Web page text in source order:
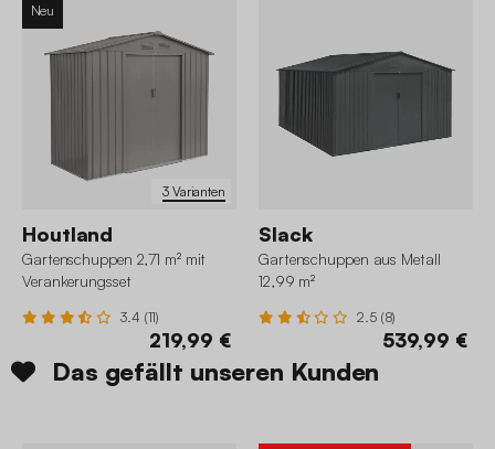
3 Varianten
Neu
Houtland
Gartenschuppen 2,71 m² mit
Verankerungsset
3.4 (11)
219,99 €
Slack
Gartenschuppen aus Metall
12,99 m²
2.5 (8)
539,99 €
Das gefällt unseren Kunden